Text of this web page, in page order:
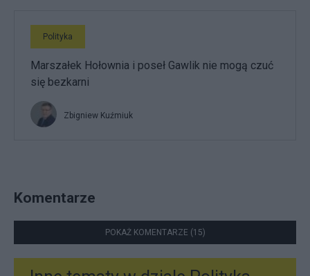
Polityka
Marszałek Hołownia i poseł Gawlik nie mogą czuć
się bezkarni
Zbigniew Kuźmiuk
Komentarze
POKAŻ KOMENTARZE (15)